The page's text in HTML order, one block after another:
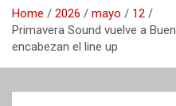
Home 2026 mayo
12
Primavera Sound vuelve a
encabezan el line up